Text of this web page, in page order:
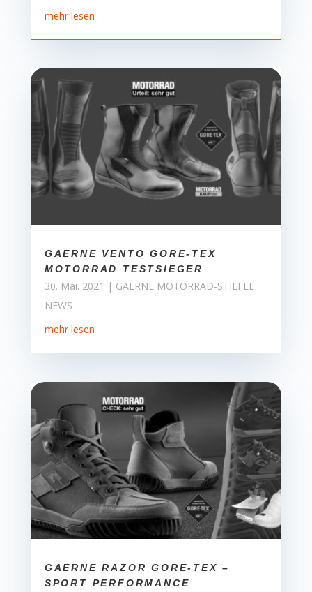
mehr lesen
GAERNE VENTO GORE-TEX
MOTORRAD TESTSIEGER
30. Mai. 2021 | GAERNE MOTORRAD-STIEFEL
NEWS
mehr lesen
GAERNE RAZOR GORE-TEX –
SPORT PERFORMANCE